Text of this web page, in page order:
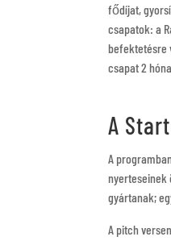
fődíjat,
csapatok: a
befektetésre
csapat 2
A
A
nyerteseinek
gyártanak;
A pitch